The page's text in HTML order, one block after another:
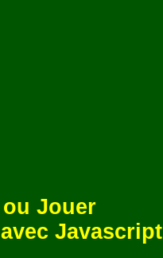
Jouer
Javascript